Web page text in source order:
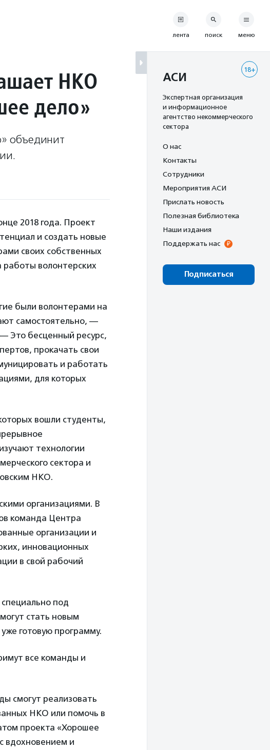
НКО
дело»
объединит
2018 года. Проект
и создать новые
своих собственных
работы волонтерских
были волонтерами на
самостоятельно, —
Это бесценный ресурс,
прокачать свои
и работать
для которых
вошли студенты,
технологии
сектора и
НКО.
организациями. В
команда Центра
организации и
инновационных
в свой рабочий
под
стать новым
готовую программу.
все команды и
смогут реализовать
НКО или помочь в
проекта «Хорошее
вдохновением и
лента поиск меню
18+
АСИ
Экспертная организация
и информационное
агентство некоммерческого
сектора
О нас
Контакты
Сотрудники
Мероприятия АСИ
Прислать новость
Полезная библиотека
Наши издания
Поддержать нас
Подписаться